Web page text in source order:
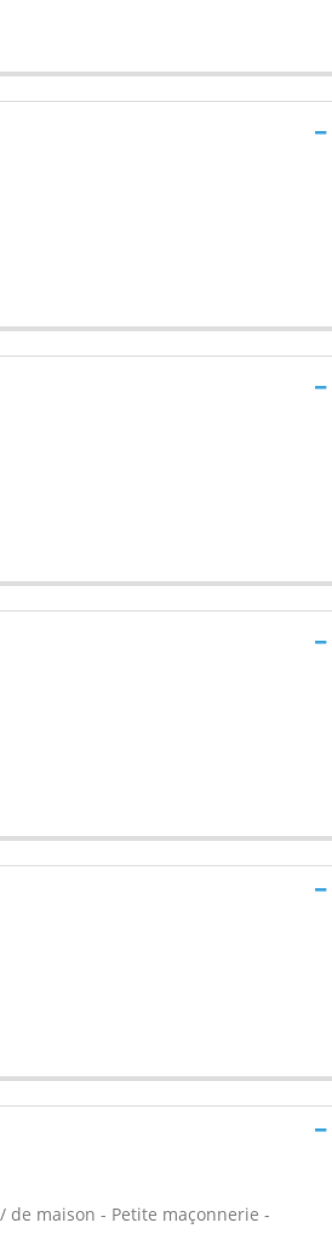
de maison - Petite maçonnerie -